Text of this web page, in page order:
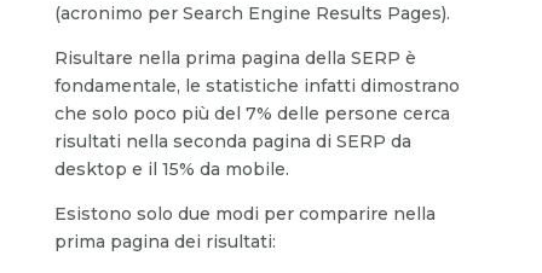
(acronimo per Search Engine Results Pages).
Risultare nella prima pagina della SERP è
fondamentale, le statistiche infatti dimostrano
che solo poco più del 7% delle persone cerca
risultati nella seconda pagina di SERP da
desktop e il 15% da mobile.
Esistono solo due modi per comparire nella
prima pagina dei risultati: